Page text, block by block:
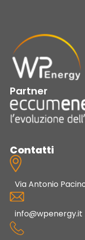
Partner
Contatti
Via Antonio
info@wpenergy.it